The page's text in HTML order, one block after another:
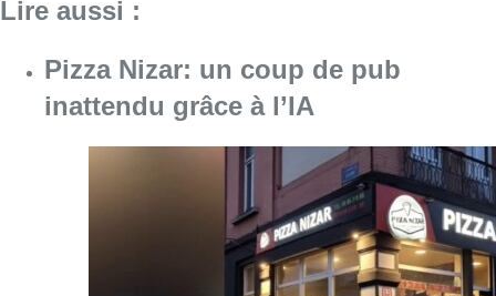
Lire aussi :
Pizza Nizar: un coup de pub
inattendu grâce à l’IA